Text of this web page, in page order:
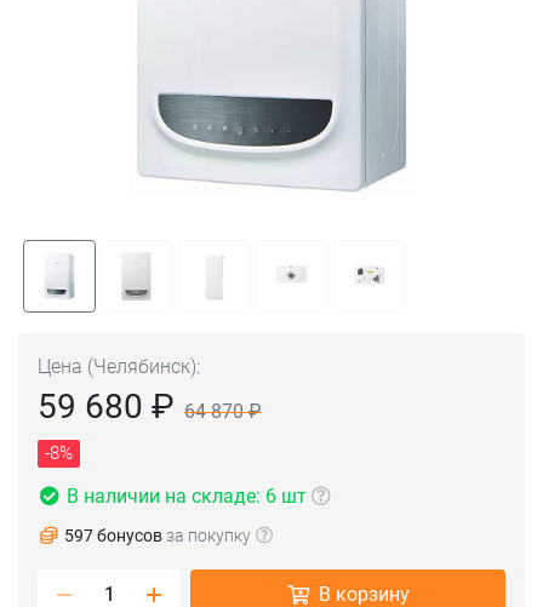
Цена (Челябинск):
59 680 ₽ 64 870 ₽
-8%
В наличии на складе: 6 шт
597 бонусов за покупку
В корзину